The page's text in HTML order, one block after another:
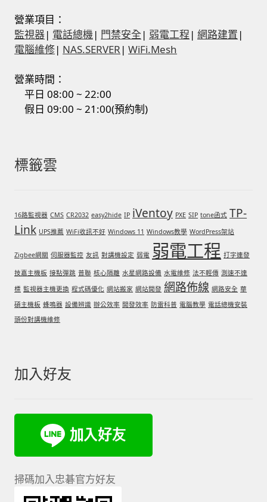
營業項目：
監視器| 電話總機| 門禁安全 | 弱電工程 |網路建置 |
電腦維修| NAS.SERVER |WiFi.Mesh
營業時間：
平日 08:00 ~ 22:00
假日 09:00 ~ 21:00(預約制)
標籤雲
16路監視器 CMS CR2032 easy2hide IP iVentoy PXE SIP tone函式 TP-
Link UPS推薦 WiFi收訊不好 Windows 11 Windows教學 WordPress架站
Zigbee網關 伺服器監控 友訊 對講機設定 弱電 弱電工程 打字連發
技嘉主機板 接點彈跳 普聯 核心隔離 水星網路設備 水電維修 法不輕傳 測速不達
標 監視器主機更換 程式碼優化 網站搬家 網站開發 網路佈線 網路安全 華
碩主機板 蜂鳴器 設備辨識 辦公效率 開發效率 防雷科普 電腦教學 電話總機安裝
頭份對講機維修
加入好友
掃碼加入忠碁官方好友